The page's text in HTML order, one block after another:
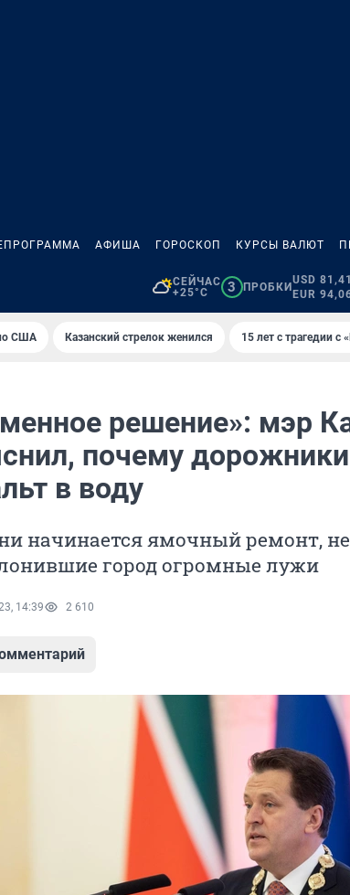
АФИША ГОРОСКОП КУРСЫ ВАЛЮТ
СЕЙЧАС
+25°C
3 ПРОБКИ
USD 81,41
EUR
по США Казанский стрелок женился 15 лет с трагедии с
решение»: мэр
почему
в воду
начинается ямочный ремонт,
город огромные лужи
14:39 2 610